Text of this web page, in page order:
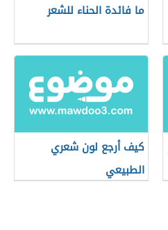
ما فائدة الحناء للشعر
كيف أرجع لون شعري
الطبيعي